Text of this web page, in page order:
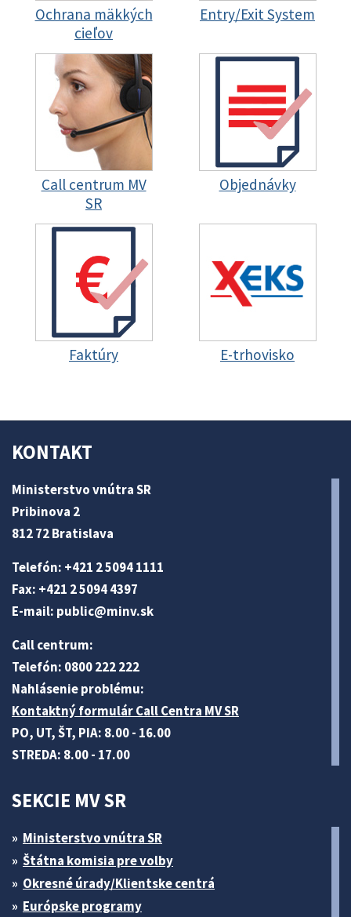
Ochrana mäkkých
cieľov
Entry/Exit System
Call centrum MV
SR
Objednávky
Faktúry E-trhovisko
KONTAKT
Ministerstvo vnútra SR
Pribinova 2
812 72 Bratislava
Telefón: +421 2 5094 1111
Fax: +421 2 5094 4397
E-mail: public@minv.sk
Call centrum:
Telefón: 0800 222 222
Nahlásenie problému:
Kontaktný formulár Call Centra MV SR
PO, UT, ŠT, PIA: 8.00 - 16.00
STREDA: 8.00 - 17.00
SEKCIE MV SR
Ministerstvo vnútra SR
Štátna komisia pre volby
Okresné úrady/Klientske centrá
Európske programy